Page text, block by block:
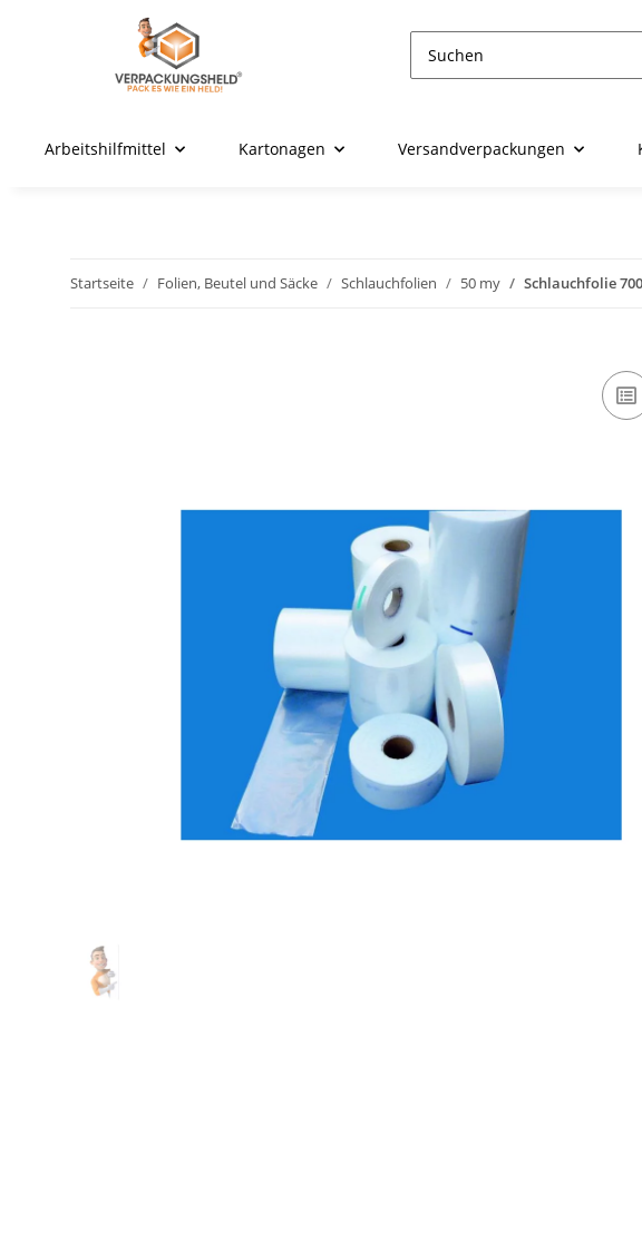
Arbeitshilfmittel Kartonagen Versandverpackungen
Startseite Folien, Beutel und Säcke Schlauchfolien 50 my Schlauchfolie